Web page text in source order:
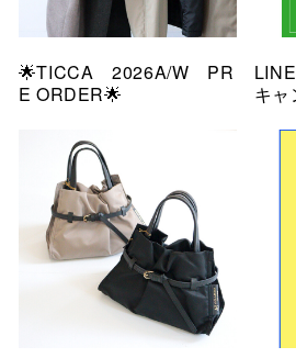
🌟TICCA 2026A/W PR
E ORDER🌟
キャ